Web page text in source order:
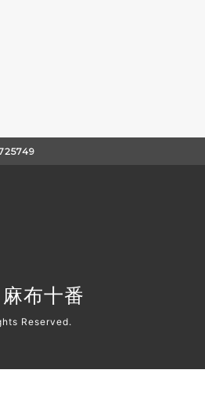
布十番
Reserved.